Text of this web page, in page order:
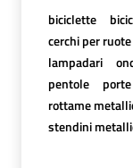
biciclette
cerchi per ruote
lampadari
pentole
rottame
stendini